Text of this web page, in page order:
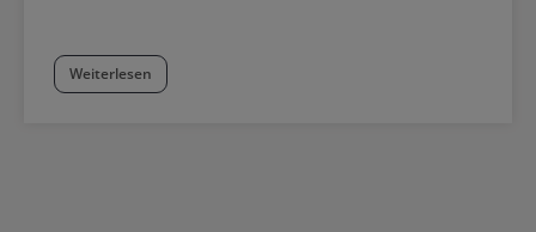
Weiterlesen